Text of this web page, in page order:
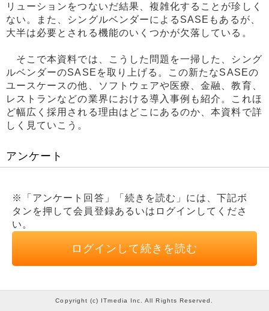
リューションをつないだ結果、複雑化することが珍しく
ない。また、シングルベンダーによるSASEもあるが、
大半は必要とされる機能のいくつかが欠落している。
そこで本資料では、こうした問題を一掃した、シング
ルベンダーのSASEを取り上げる。この新たなSASEの
ユースケースの他、ソフトウェアや医療、金融、教育、
レストランなどの業界における導入事例も紹介。これほ
ど幅広く採用される理由はどこにあるのか、本資料で詳
しく見ていこう。
アンケート
※「アンケート回答」「続きを読む」には、下記ボ
タンを押して会員登録あるいはログインしてくださ
い。
ログインして続きを読む
Copyright (c) ITmedia Inc. All Rights Reserved.